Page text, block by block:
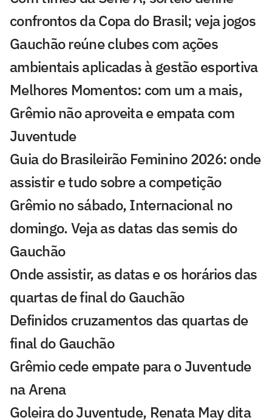
confrontos da Copa do Brasil; veja jogos
Gauchão reúne clubes com ações
ambientais aplicadas à gestão esportiva
Melhores Momentos: com um a mais,
Grêmio não aproveita e empata com
Juventude
Guia do Brasileirão Feminino 2026: onde
assistir e tudo sobre a competição
Grêmio no sábado, Internacional no
domingo. Veja as datas das semis do
Gauchão
Onde assistir, as datas e os horários das
quartas de final do Gauchão
Definidos cruzamentos das quartas de
final do Gauchão
Grêmio cede empate para o Juventude
na Arena
Goleira do Juventude, Renata May dita